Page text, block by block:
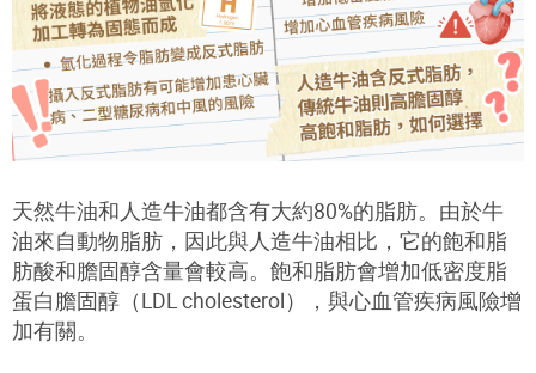
天然牛油和人造牛油都含有大約80%的脂肪。由於牛
油來自動物脂肪，因此與人造牛油相比，它的飽和脂
肪酸和膽固醇含量會較高。飽和脂肪會增加低密度脂
蛋白膽固醇（LDL cholesterol），與心血管疾病風險增
加有關。